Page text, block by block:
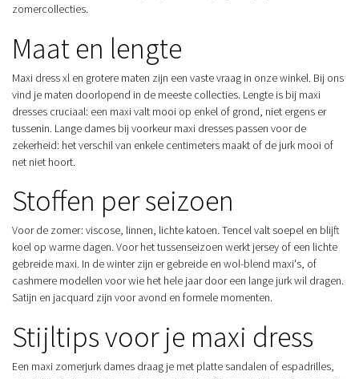
zomercollecties.
Maat en lengte
Maxi dress xl en grotere maten zijn een vaste vraag in onze winkel. Bij ons
vind je maten doorlopend in de meeste collecties. Lengte is bij maxi
dresses cruciaal: een maxi valt mooi op enkel of grond, niet ergens er
tussenin. Lange dames bij voorkeur maxi dresses passen voor de
zekerheid: het verschil van enkele centimeters maakt of de jurk mooi of
net niet hoort.
Stoffen per seizoen
Voor de zomer: viscose, linnen, lichte katoen. Tencel valt soepel en blijft
koel op warme dagen. Voor het tussenseizoen werkt jersey of een lichte
gebreide maxi. In de winter zijn er gebreide en wol-blend maxi's, of
cashmere modellen voor wie het hele jaar door een lange jurk wil dragen.
Satijn en jacquard zijn voor avond en formele momenten.
Stijltips voor je maxi dress
Een maxi zomerjurk dames draag je met platte sandalen of espadrilles,